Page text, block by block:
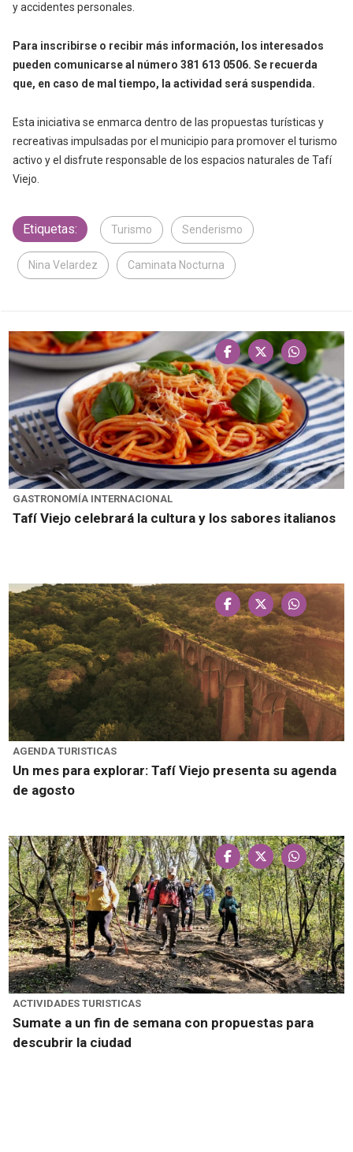
y accidentes personales.
Para inscribirse o recibir más información, los interesados
pueden comunicarse al número 381 613 0506. Se recuerda
que, en caso de mal tiempo, la actividad será suspendida.
Esta iniciativa se enmarca dentro de las propuestas turísticas y
recreativas impulsadas por el municipio para promover el turismo
activo y el disfrute responsable de los espacios naturales de Tafí
Viejo.
Etiquetas: Turismo Senderismo
Nina Velardez Caminata Nocturna
GASTRONOMÍA INTERNACIONAL
Tafí Viejo celebrará la cultura y los sabores italianos
AGENDA TURISTICAS
Un mes para explorar: Tafí Viejo presenta su agenda
de agosto
ACTIVIDADES TURISTICAS
Sumate a un fin de semana con propuestas para
descubrir la ciudad